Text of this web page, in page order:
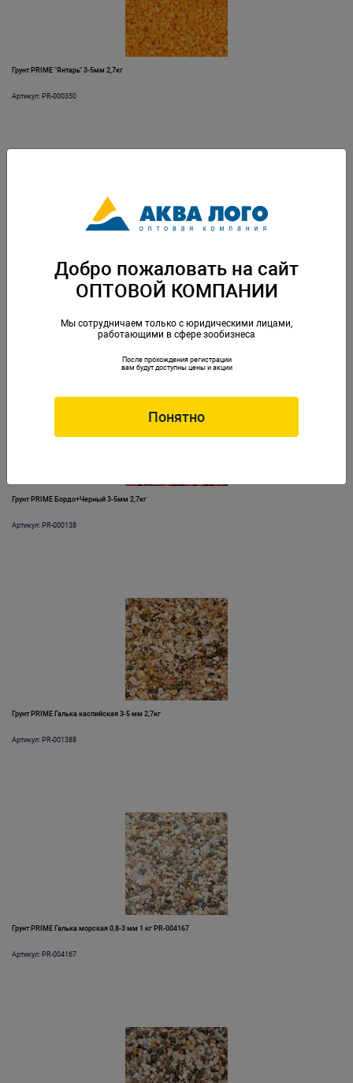
Грунт PRIME "Янтарь" 3-5мм 2,7кг
Артикул: PR-000350
Грунт PRIME Бордо 3-5мм 2,7кг
Грунт PRIME Бордо+Черный 3-5мм 2,7кг
Артикул: PR-000138
Грунт PRIME Галька каспийская 3-5 мм 2,7кг
Артикул: PR-001388
Грунт PRIME Галька морская 0,8-3 мм 1 кг PR-004167
Артикул: PR-004167
Добро пожаловать на сайт
ОПТОВОЙ КОМПАНИИ
Мы сотрудничаем только с юридическими лицами,
работающими в сфере зообизнеса
После прохождения регистрации
вам будут доступны цены и акции
Понятно